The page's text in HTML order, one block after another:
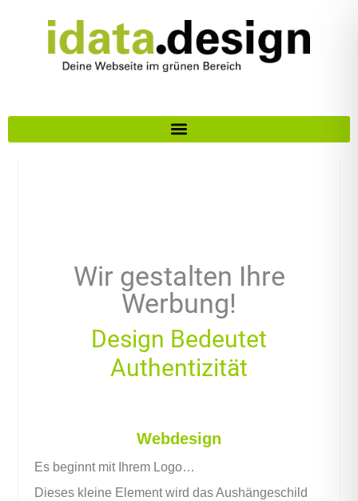
Wir gestalten Ihre
Werbung!
Design Bedeutet
Authentizität
Webdesign
Es beginnt mit Ihrem Logo…
Dieses kleine Element wird das Aushängeschild